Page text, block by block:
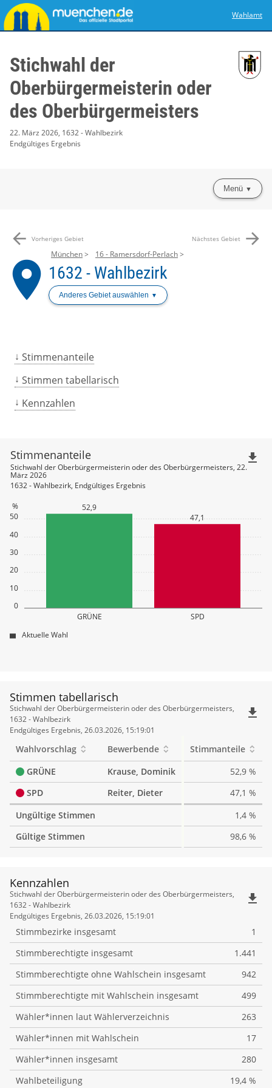
Wahlamt
Stichwahl der
Oberbürgermeisterin oder
des Oberbürgermeisters
22. März 2026, 1632 - Wahlbezirk
Endgültiges Ergebnis
Menü
arrow_back Vorheriges Gebiet Nächstes Gebiet arrow_forward
place
München 16 - Ramersdorf-Perlach
1632 - Wahlbezirk
Anderes Gebiet auswählen
Stimmenanteile
Stimmen tabellarisch
Kennzahlen
0
10
20
30
40
50
%
GRÜNE SPD
52,9
47,1
Stimmenanteile
Stichwahl der Oberbürgermeisterin oder des Oberbürgermeisters, 22.
März 2026
1632 - Wahlbezirk, Endgültiges Ergebnis
Aktuelle Wahl
file_download
Stimmen tabellarisch
Stimmen
tabellarisch
Stichwahl der Oberbürgermeisterin oder des Oberbürgermeisters,
1632 - Wahlbezirk
Endgültiges Ergebnis, 26.03.2026, 15:19:01
file_download
Wahlvorschlag Bewerbende
Stimmanteile
GRÜNE
Krause, Dominik
52,9 %
SPD
Reiter, Dieter
47,1 %
Ungültige Stimmen
1,4 %
Gültige Stimmen
98,6 %
Kennzahlen
Kennzahlen
Stichwahl der Oberbürgermeisterin oder des Oberbürgermeisters,
1632 - Wahlbezirk
Endgültiges Ergebnis, 26.03.2026, 15:19:01
file_download
Stimmbezirke insgesamt
1
Stimmberechtigte insgesamt
1.441
Stimmberechtigte ohne Wahlschein insgesamt
942
Stimmberechtigte mit Wahlschein insgesamt
499
Wähler*innen laut Wählerverzeichnis
263
Wähler*innen mit Wahlschein
17
Wähler*innen insgesamt
280
Wahlbeteiligung
19,4 %